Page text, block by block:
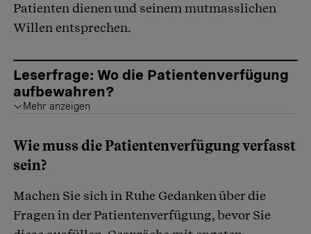
Patienten dienen und seinem mutmasslichen
Willenentsprechen.
Leserfrage: Wo die Patientenverfügung
aufbewahren?
Mehr anzeigen
Wie muss die Patientenverfügung verfasst
sein?
Machen Sie sich in Ruhe Gedanken über die
Fragen in der Patientenverfügung, bevor Sie